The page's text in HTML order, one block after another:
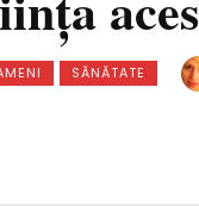
SĂNĂTATE